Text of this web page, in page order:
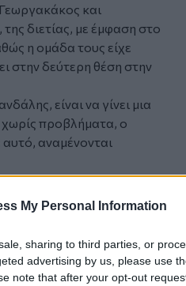
My Personal Information
sharing to third parties, or
advertising by us, please use
note that after your opt-out
και
διετίας, με έμφαση στο
η ομάδα τους είχε
στην δεύτερη θέση στην
είναι να γίνει μια
χωρίς προβλήματα, ο
αναμένονται
Ξουρής
Καπ